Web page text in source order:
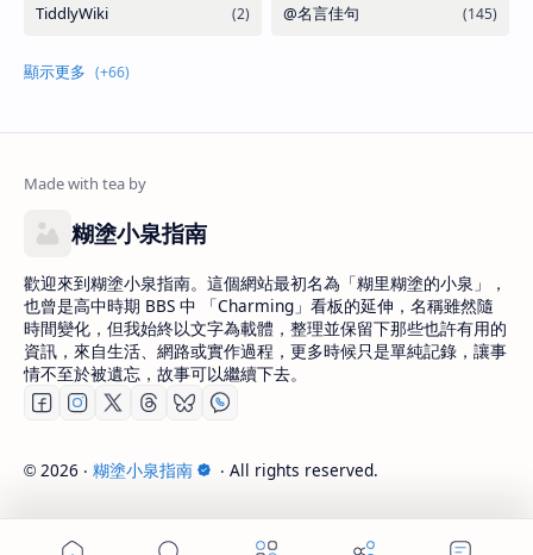
糊塗小泉指南
歡迎來到糊塗小泉指南。這個網站最初名為「糊里糊塗的小泉」，
也曾是高中時期 BBS 中 「Charming」看板的延伸，名稱雖然隨
時間變化，但我始終以文字為載體，整理並保留下那些也許有用的
資訊，來自生活、網路或實作過程，更多時候只是單純記錄，讓事
情不至於被遺忘，故事可以繼續下去。
© 2026 ‧ 糊塗小泉指南 ‧ All rights reserved.